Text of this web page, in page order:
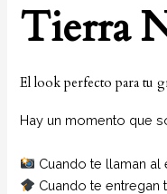
Tierra
El look perfecto para tu
Hay un momento que
Cuando te llaman al
Cuando te entregan